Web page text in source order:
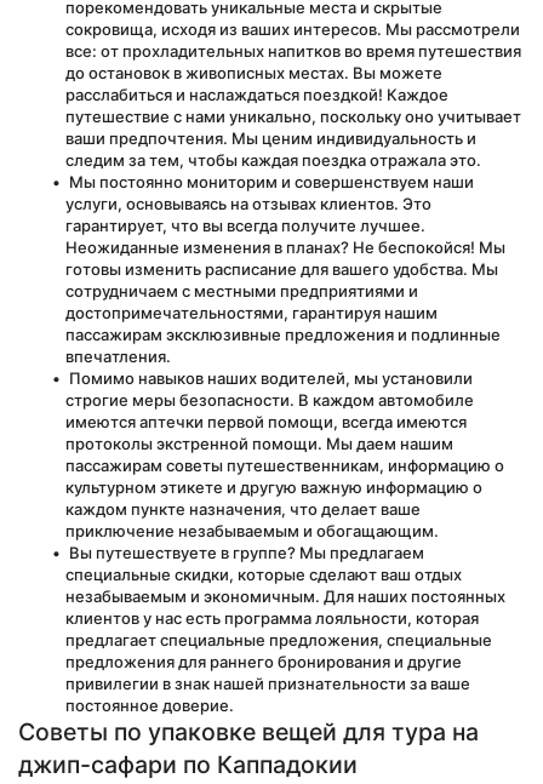
порекомендовать уникальные места и скрытые
сокровища, исходя из ваших интересов. Мы рассмотрели
все: от прохладительных напитков во время путешествия
до остановок в живописных местах. Вы можете
расслабиться и наслаждаться поездкой! Каждое
путешествие с нами уникально, поскольку оно учитывает
ваши предпочтения. Мы ценим индивидуальность и
следим за тем, чтобы каждая поездка отражала это.
Мы постоянно мониторим и совершенствуем наши
услуги, основываясь на отзывах клиентов. Это
гарантирует, что вы всегда получите лучшее.
Неожиданные изменения в планах? Не беспокойся! Мы
готовы изменить расписание для вашего удобства. Мы
сотрудничаем с местными предприятиями и
достопримечательностями, гарантируя нашим
пассажирам эксклюзивные предложения и подлинные
впечатления.
Помимо навыков наших водителей, мы установили
строгие меры безопасности. В каждом автомобиле
имеются аптечки первой помощи, всегда имеются
протоколы экстренной помощи. Мы даем нашим
пассажирам советы путешественникам, информацию о
культурном этикете и другую важную информацию о
каждом пункте назначения, что делает ваше
приключение незабываемым и обогащающим.
Вы путешествуете в группе? Мы предлагаем
специальные скидки, которые сделают ваш отдых
незабываемым и экономичным. Для наших постоянных
клиентов у нас есть программа лояльности, которая
предлагает специальные предложения, специальные
предложения для раннего бронирования и другие
привилегии в знак нашей признательности за ваше
постоянное доверие.
Советы по упаковке вещей для тура на
джип-сафари по Каппадокии